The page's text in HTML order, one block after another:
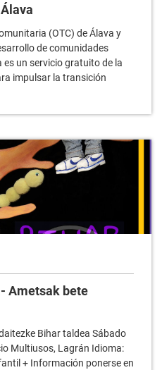
(OTC) de Álava y
de comunidades
es un servicio gratuito de la
impulsar la transición
bete daitezke
Ametsak bete
Bihar taldea Sábado
Multiusos, Lagrán Idioma:
+ Información ponerse en